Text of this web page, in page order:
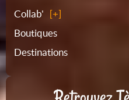
Collab'
Boutiques
Destinations